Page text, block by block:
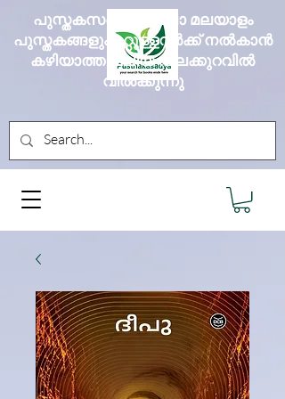
പുസ്തകസദ്യ എല്ലാ മലയാളം
പുസ്തകങ്ങളും മറ്റുള്ളവർക്ക് നൽകാൻ
കഴിയാത്ത വലിയ വിലക്കുറവിൽ
വിൽക്കുന്നു